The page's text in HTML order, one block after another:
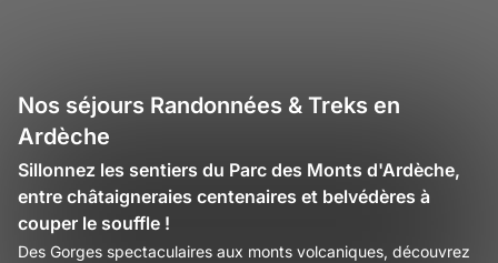
Nos séjours Randonnées & Treks en
Ardèche
Sillonnez les sentiers du Parc des Monts d'Ardèche,
entre châtaigneraies centenaires et belvédères à
couper le souffle !
Des Gorges spectaculaires aux monts volcaniques, découvrez